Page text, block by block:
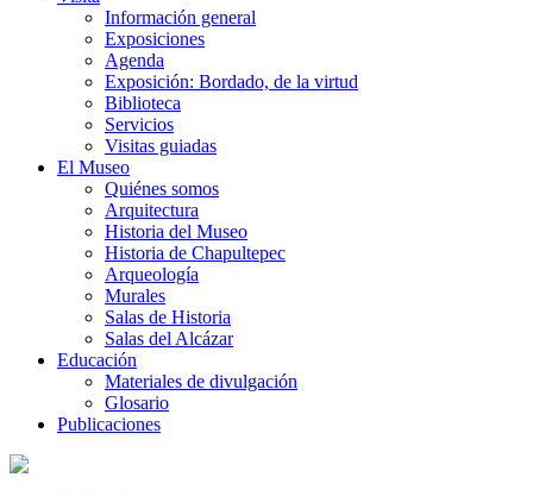
Información general
Exposiciones
Agenda
Exposición: Bordado, de la virtud
Biblioteca
Servicios
Visitas guiadas
El Museo
Quiénes somos
Arquitectura
Historia del Museo
Historia de Chapultepec
Arqueología
Murales
Salas de Historia
Salas del Alcázar
Educación
Materiales de divulgación
Glosario
Publicaciones